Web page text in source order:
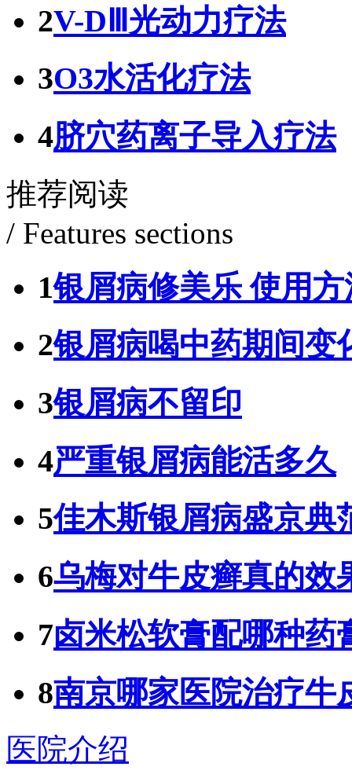
2V-DⅢ光动力疗法
3O3水活化疗法
4脐穴药离子导入疗法
推荐阅读
/ Features sections
1银屑病修美乐 使用方
2银屑病喝中药期间变
3银屑病不留印
4严重银屑病能活多久
5佳木斯银屑病盛京典
6乌梅对牛皮癣真的效
7卤米松软膏配哪种药
8南京哪家医院治疗牛
医院介绍